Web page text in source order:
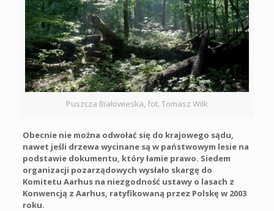
Puszcza Białowieska, fot. Tomasz Wilk
Obecnie nie można odwołać się do krajowego sądu,
nawet jeśli drzewa wycinane są w państwowym lesie na
podstawie dokumentu, który łamie prawo. Siedem
organizacji pozarządowych wysłało skargę do
Komitetu Aarhus na niezgodność ustawy o lasach z
Konwencją z Aarhus, ratyfikowaną przez Polskę w 2003
roku.